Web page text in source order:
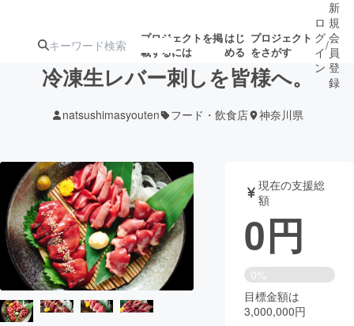
プロジェクトを掲
載するには
はじ
める
プロジェクト
をさがす
アート・写真
テクノロジー・ガジェット ゲーム・サ
映像・映画 書籍・雑誌
ロ
グ
イ
ン
/
新
規
会
員
登
録
冷凍生レバー刺しを皆様へ。
natsushimasyouten フード・飲食店 神奈川県
現在の支援総
額
0円
0%
目標金額は
3,000,000円